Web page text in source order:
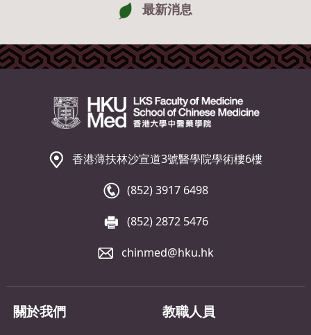
最新消息
香港薄扶林沙宣道3號醫學院學術樓6樓
(852) 3917 6498
(852) 2872 5476
chinmed@hku.hk
關於我們 教職人員